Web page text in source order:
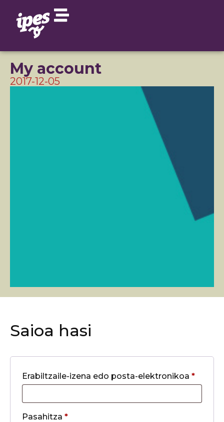
My account
2017-12-05
Saioa hasi
Erabiltzaile-izena edo posta-elektronikoa *
Pasahitza *